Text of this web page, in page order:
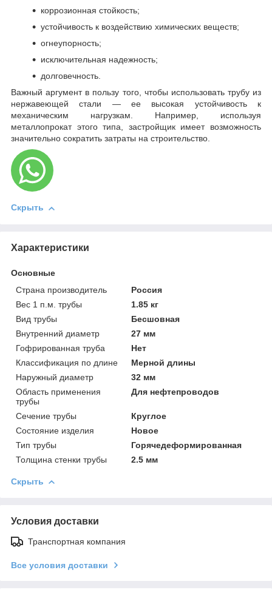
коррозионная стойкость;
устойчивость к воздействию химических веществ;
огнеупорность;
исключительная надежность;
долговечность.
Важный аргумент в пользу того, чтобы использовать трубу из
нержавеющей стали — ее высокая устойчивость к
механическим нагрузкам. Например, используя
металлопрокат этого типа, застройщик имеет возможность
значительно сократить затраты на строительство.
Скрыть
Характеристики
Основные
Страна производитель
Россия
Вес 1 п.м. трубы
1.85 кг
Вид трубы
Бесшовная
Внутренний диаметр
27 мм
Гофрированная труба
Нет
Классификация по длине
Мерной длины
Наружный диаметр
32 мм
Область применения
трубы
Для нефтепроводов
Сечение трубы
Круглое
Состояние изделия
Новое
Тип трубы
Горячедеформированная
Толщина стенки трубы
2.5 мм
Скрыть
Условия доставки
Транспортная компания
Все условия доставки